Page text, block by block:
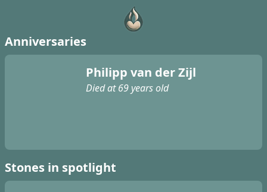
Anniversaries
Philipp van der Zijl
Died at 69 years old
Stones in spotlight